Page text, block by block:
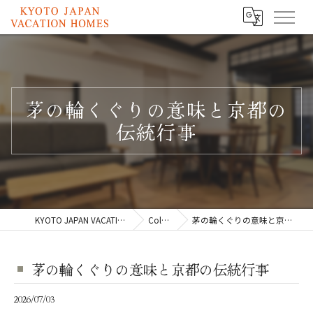
茅の輪くぐりの意味と京都の
伝統行事
KYOTO JAPAN VACATION HOMES Column 茅の輪くぐりの意味と京都の伝統行事
茅の輪くぐりの意味と京都の伝統行事
2026/07/03